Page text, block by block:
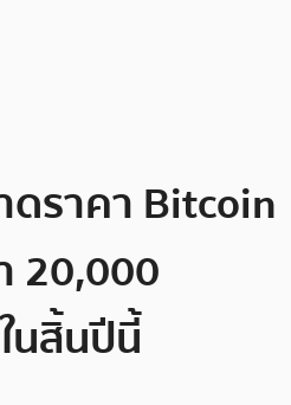
ดราคา Bitcoin
20,000
นสิ้นปีนี้